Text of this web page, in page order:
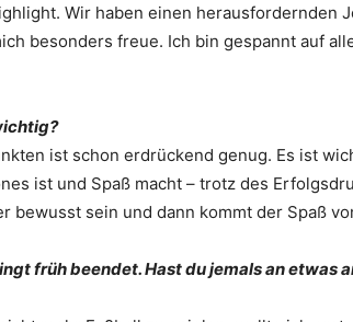
Wir haben einen herausfordernden
besonders freue. Ich bin gespannt auf
ist schon erdrückend genug. Es ist
ist und Spaß macht – trotz des
bewusst sein und dann kommt der Spaß
früh beendet. Hast du jemals an etwas